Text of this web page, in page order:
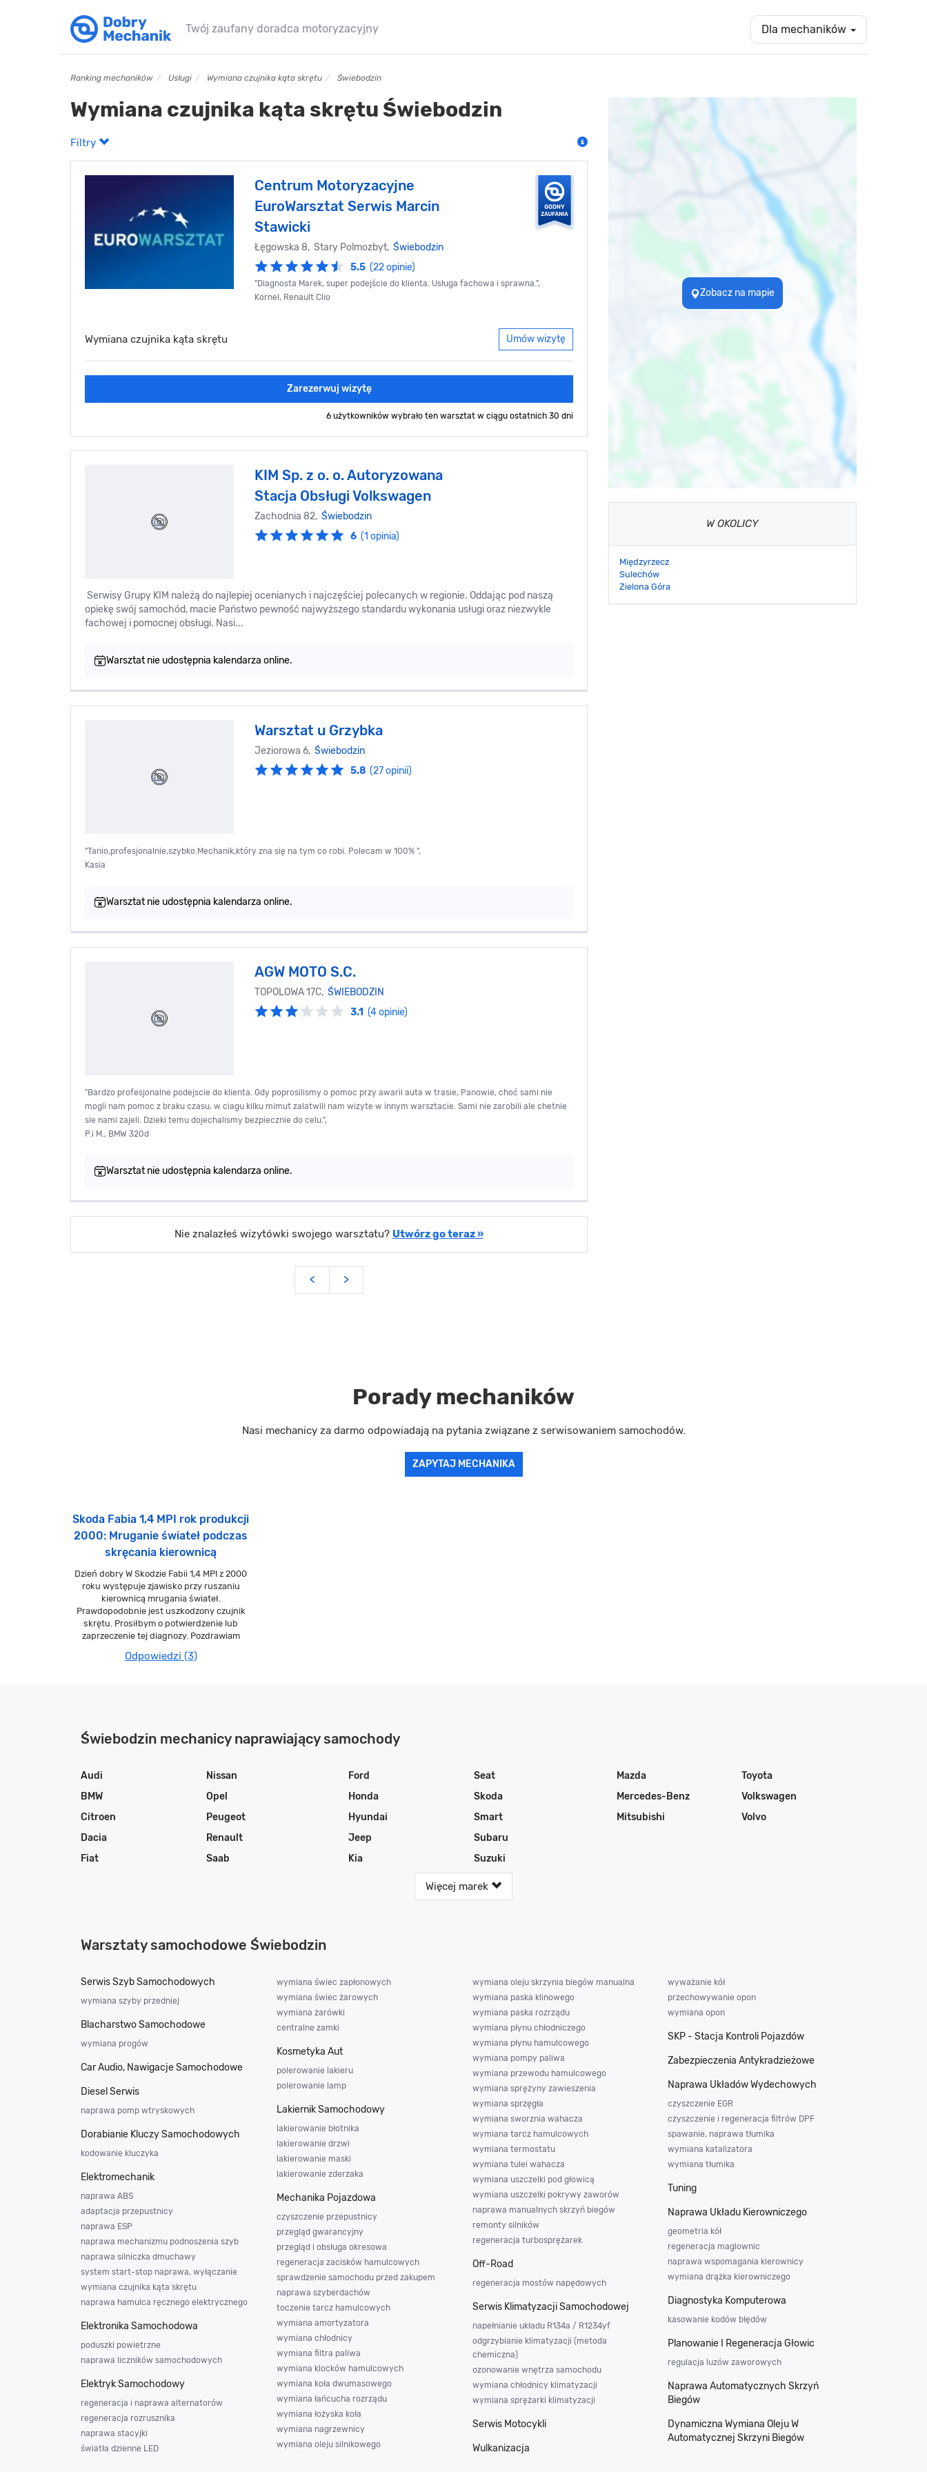
Twój zaufany doradca motoryzacyjny Dla mechaników
Ranking mechaników Usługi Wymiana czujnika kąta skrętu Świebodzin
Wymiana czujnika kąta skrętu Świebodzin
Filtry
Centrum Motoryzacyjne
EuroWarsztat Serwis Marcin
Stawicki
Łęgowska 8, Stary Polmozbyt, Świebodzin
5.5 (22 opinie)
"Diagnosta Marek, super podejście do klienta. Usługa fachowa i sprawna.",
Kornel, Renault Clio
Wymiana czujnika kąta skrętu Umów wizytę
Zarezerwuj wizytę
6 użytkowników wybrało ten warsztat w ciągu ostatnich 30 dni
KIM Sp. z o. o. Autoryzowana
Stacja Obsługi Volkswagen
Zachodnia 82, Świebodzin
6 (1 opinia)
Serwisy Grupy KIM należą do najlepiej ocenianych i najczęściej polecanych w regionie. Oddając pod naszą
opiekę swój samochód, macie Państwo pewność najwyższego standardu wykonania usługi oraz niezwykle
fachowej i pomocnej obsługi. Nasi...
Warsztat nie udostępnia kalendarza online.
Warsztat u Grzybka
Jeziorowa 6, Świebodzin
5.8 (27 opinii)
"Tanio,profesjonalnie,szybko.Mechanik,który zna się na tym co robi. Polecam w 100% ",
Kasia
Warsztat nie udostępnia kalendarza online.
AGW MOTO S.C.
TOPOLOWA 17C, ŚWIEBODZIN
3.1 (4 opinie)
"Bardzo profesjonalne podejscie do klienta. Gdy poprosilismy o pomoc przy awarii auta w trasie, Panowie, choć sami nie
mogli nam pomoc z braku czasu, w ciagu kilku mimut zalatwili nam wizyte w innym warsztacie. Sami nie zarobili ale chetnie
sie nami zajeli. Dzieki temu dojechalismy bezpiecznie do celu.",
P.i M., BMW 320d
Warsztat nie udostępnia kalendarza online.
Nie znalazłeś wizytówki swojego warsztatu? Utwórz go teraz »
< >
Zobacz na mapie
W OKOLICY
Międzyrzecz
Sulechów
Zielona Góra
Porady mechaników
Nasi mechanicy za darmo odpowiadają na pytania związane z serwisowaniem samochodów.
ZAPYTAJ MECHANIKA
Skoda Fabia 1,4 MPI rok produkcji
2000: Mruganie świateł podczas
skręcania kierownicą
Dzień dobry W Skodzie Fabii 1,4 MPI z 2000
roku występuje zjawisko przy ruszaniu
kierownicą mrugania świateł.
Prawdopodobnie jest uszkodzony czujnik
skrętu. Prosiłbym o potwierdzenie lub
zaprzeczenie tej diagnozy. Pozdrawiam
Odpowiedzi (3)
Świebodzin mechanicy naprawiający samochody
Audi
BMW
Citroen
Dacia
Fiat
Ford
Honda
Hyundai
Jeep
Kia
Mazda
Mercedes-Benz
Mitsubishi
Nissan
Opel
Peugeot
Renault
Saab
Seat
Skoda
Smart
Subaru
Suzuki
Toyota
Volkswagen
Volvo
Więcej marek
Warsztaty samochodowe Świebodzin
Serwis Szyb Samochodowych
wymiana szyby przedniej
Blacharstwo Samochodowe
wymiana progów
Car Audio, Nawigacje Samochodowe
Diesel Serwis
naprawa pomp wtryskowych
Dorabianie Kluczy Samochodowych
kodowanie kluczyka
Elektromechanik
naprawa ABS
adaptacja przepustnicy
naprawa ESP
naprawa mechanizmu podnoszenia szyb
naprawa silniczka dmuchawy
system start-stop naprawa, wyłączanie
wymiana czujnika kąta skrętu
naprawa hamulca ręcznego elektrycznego
Elektronika Samochodowa
poduszki powietrzne
naprawa liczników samochodowych
Elektryk Samochodowy
regeneracja i naprawa alternatorów
regeneracja rozrusznika
naprawa stacyjki
światła dzienne LED
wymiana świec zapłonowych
wymiana świec żarowych
wymiana żarówki
centralne zamki
Kosmetyka Aut
polerowanie lakieru
polerowanie lamp
Lakiernik Samochodowy
lakierowanie błotnika
lakierowanie drzwi
lakierowanie maski
lakierowanie zderzaka
Mechanika Pojazdowa
czyszczenie przepustnicy
przegląd gwarancyjny
przegląd i obsługa okresowa
regeneracja zacisków hamulcowych
sprawdzenie samochodu przed zakupem
naprawa szyberdachów
toczenie tarcz hamulcowych
wymiana amortyzatora
wymiana chłodnicy
wymiana filtra paliwa
wymiana klocków hamulcowych
wymiana koła dwumasowego
wymiana łańcucha rozrządu
wymiana łożyska koła
wymiana nagrzewnicy
wymiana oleju silnikowego
wymiana oleju skrzynia biegów manualna
wymiana paska klinowego
wymiana paska rozrządu
wymiana płynu chłodniczego
wymiana płynu hamulcowego
wymiana pompy paliwa
wymiana przewodu hamulcowego
wymiana sprężyny zawieszenia
wymiana sprzęgła
wymiana sworznia wahacza
wymiana tarcz hamulcowych
wymiana termostatu
wymiana tulei wahacza
wymiana uszczelki pod głowicą
wymiana uszczelki pokrywy zaworów
naprawa manualnych skrzyń biegów
remonty silników
regeneracja turbosprężarek
Off-Road
regeneracja mostów napędowych
Serwis Klimatyzacji Samochodowej
napełnianie układu R134a / R1234yf
odgrzybianie klimatyzacji (metoda
chemiczna)
ozonowanie wnętrza samochodu
wymiana chłodnicy klimatyzacji
wymiana sprężarki klimatyzacji
Serwis Motocykli
Wulkanizacja
wyważanie kół
przechowywanie opon
wymiana opon
SKP - Stacja Kontroli Pojazdów
Zabezpieczenia Antykradzieżowe
Naprawa Układów Wydechowych
czyszczenie EGR
czyszczenie i regeneracja filtrów DPF
spawanie, naprawa tłumika
wymiana katalizatora
wymiana tłumika
Tuning
Naprawa Układu Kierowniczego
geometria kół
regeneracja maglownic
naprawa wspomagania kierownicy
wymiana drążka kierowniczego
Diagnostyka Komputerowa
kasowanie kodów błędów
Planowanie I Regeneracja Głowic
regulacja luzów zaworowych
Naprawa Automatycznych Skrzyń
Biegów
Dynamiczna Wymiana Oleju W
Automatycznej Skrzyni Biegów